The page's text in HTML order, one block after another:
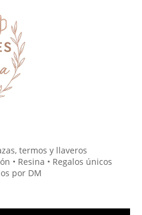
termos y llaveros
• Resina • Regalos únicos
por DM